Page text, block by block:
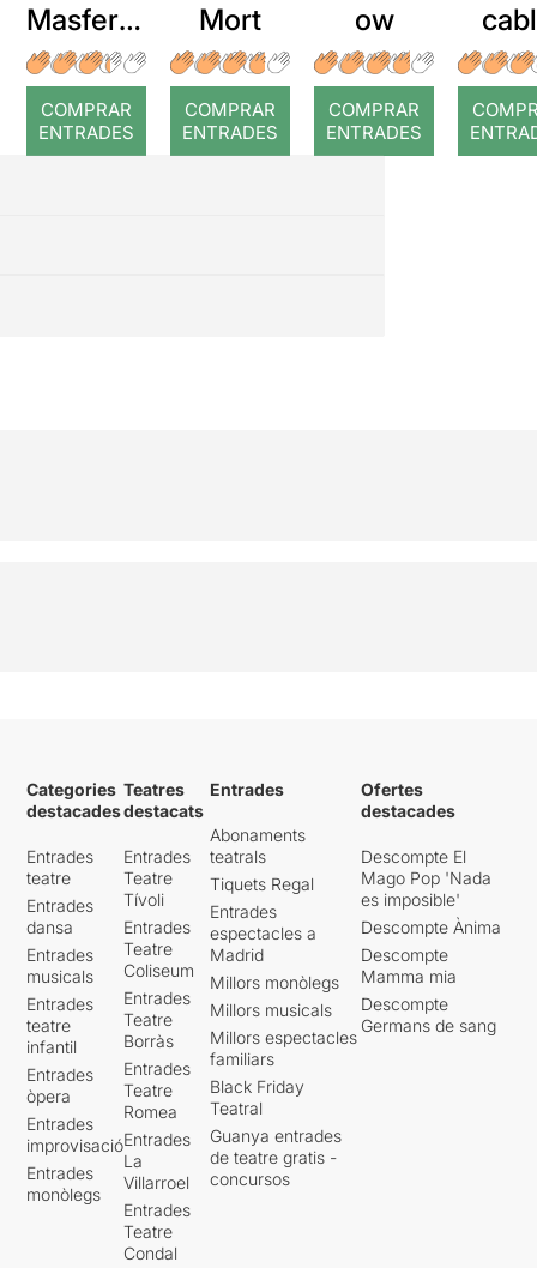
Masferre
r: Temps
COMPRAR
ENTRADES
Mort
COMPRAR
ENTRADES
ow
COMPRAR
ENTRADES
Categories
destacades
Entrades
teatre
Entrades
dansa
Entrades
musicals
Entrades
teatre
infantil
Entrades
òpera
Entrades
improvisació
Entrades
monòlegs
Teatres
destacats
Entrades
Teatre
Tívoli
Entrades
Teatre
Coliseum
Entrades
Teatre
Borràs
Entrades
Teatre
Romea
Entrades
La
Villarroel
Entrades
Teatre
Condal
Entrades
Abonaments
teatrals
Tiquets Regal
Entrades
espectacles a
Madrid
Millors monòlegs
Millors musicals
Millors espectacles
familiars
Black Friday
Teatral
Guanya entrades
de teatre gratis -
concursos
Ofertes
destacades
Descompte El
Mago Pop 'Nada
es imposible'
Descompte Ànima
Descompte
Mamma mia
Descompte
Germans de sang